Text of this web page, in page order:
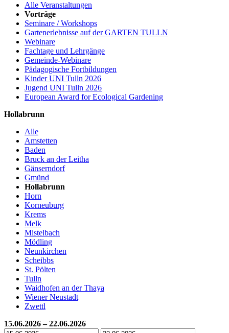
Alle Veranstaltungen
Vorträge
Seminare / Workshops
Gartenerlebnisse auf der GARTEN TULLN
Webinare
Fachtage und Lehrgänge
Gemeinde-Webinare
Pädagogische Fortbildungen
Kinder UNI Tulln 2026
Jugend UNI Tulln 2026
European Award for Ecological Gardening
Hollabrunn
Alle
Amstetten
Baden
Bruck an der Leitha
Gänserndorf
Gmünd
Hollabrunn
Horn
Korneuburg
Krems
Melk
Mistelbach
Mödling
Neunkirchen
Scheibbs
St. Pölten
Tulln
Waidhofen an der Thaya
Wiener Neustadt
Zwettl
15.06.2026 – 22.06.2026